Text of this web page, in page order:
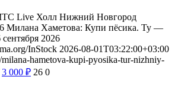
Live Холл Нижний Новгород
Милана Хаметова: Купи пёсика. Ту —
2026
InStock 2026-08-01T03:22:00+03:00
hametova-kupi-pyosika-tur-nizhniy-
3 000 ₽ 26 0